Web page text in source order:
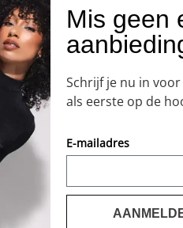
OVER ONS
Onze winkel
Koopzondagen
Mis geen
Schrijf je nu in
als eerste op de
E-mailadres